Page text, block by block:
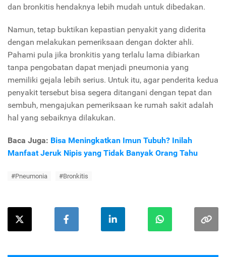
dan bronkitis hendaknya lebih mudah untuk dibedakan.
Namun, tetap buktikan kepastian penyakit yang diderita
dengan melakukan pemeriksaan dengan dokter ahli.
Pahami pula jika bronkitis yang terlalu lama dibiarkan
tanpa pengobatan dapat menjadi pneumonia yang
memiliki gejala lebih serius. Untuk itu, agar penderita kedua
penyakit tersebut bisa segera ditangani dengan tepat dan
sembuh, mengajukan pemeriksaan ke rumah sakit adalah
hal yang sebaiknya dilakukan.
Baca Juga: Bisa Meningkatkan Imun Tubuh? Inilah
Manfaat Jeruk Nipis yang Tidak Banyak Orang Tahu
#Pneumonia #Bronkitis